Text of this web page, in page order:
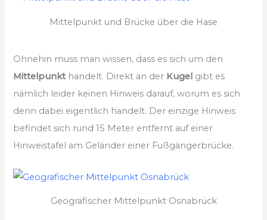
Mittelpunkt und Brücke über die Hase
Ohnehin muss man wissen, dass es sich um den
Mittelpunkthandelt. Direkt an der Kugel gibt es
nämlich leider keinen Hinweis darauf, worum es sich
denn dabei eigentlich handelt. Der einzige Hinweis
befindet sich rund 15 Meter entfernt auf einer
Hinweistafel am Geländer einer Fußgängerbrücke.
Geografischer Mittelpunkt Osnabrück